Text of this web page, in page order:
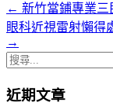
文
章
導
覽
← 新竹當鋪專業
眼科近視雷射懶得
→
搜
關
近期文章